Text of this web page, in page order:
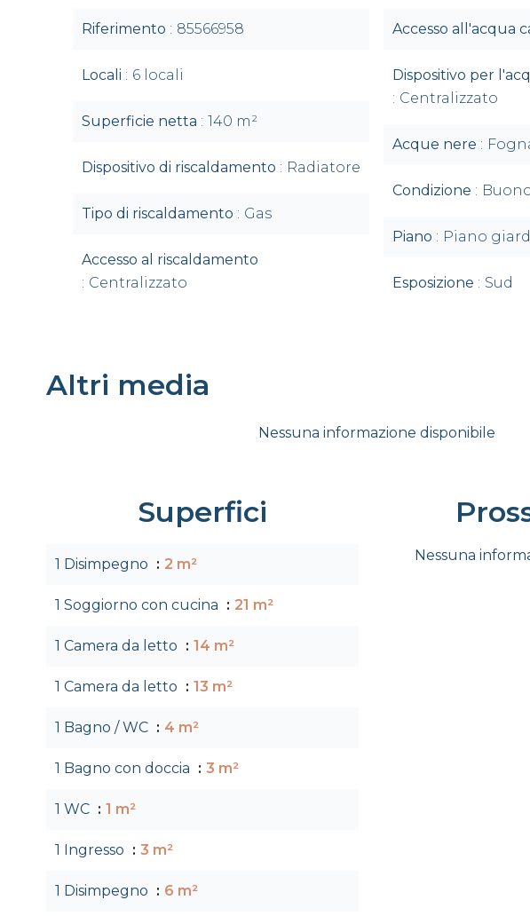
Riferimento 85566958
Locali 6 locali
Superficie netta 140 m²
Dispositivo di riscaldamento Radiatore
Tipo di riscaldamento Gas
Accesso al riscaldamento
Centralizzato
Accesso all'acqua
Dispositivo per
Centralizzato
Acque nere
Condizione
Piano Piano
Esposizione Sud
Altri media
Nessuna informazione disponibile
Superfici
1 Disimpegno 2 m²
1 Soggiorno con cucina 21 m²
1 Camera da letto 14 m²
1 Camera da letto 13 m²
1 Bagno / WC 4 m²
1 Bagno con doccia 3 m²
1 WC 1 m²
1 Ingresso 3 m²
1 Disimpegno 6 m²
Nessuna